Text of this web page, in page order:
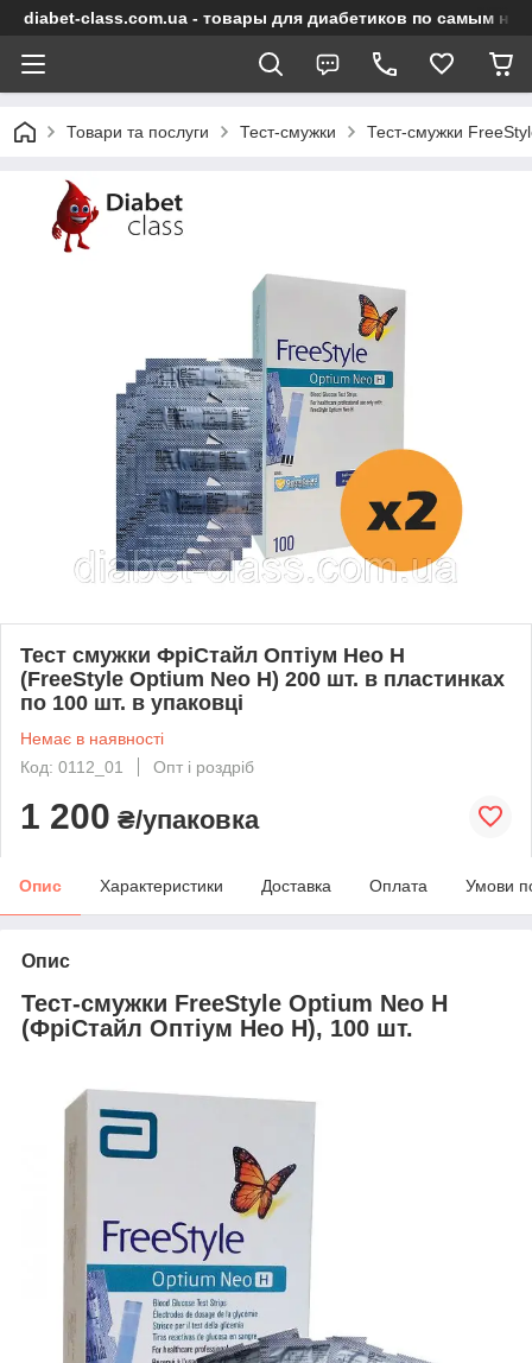
diabet-class.com.ua - товары для диабетиков по самым
Товари та послуги Тест-смужки Тест-смужки
Тест смужки ФріСтайл Оптіум Нео Н
(FreeStyle Optium Neo H) 200 шт. в пластинках
по 100 шт. в упаковці
Немає в наявності
Код: 0112_01
Опт і роздріб
1 200 ₴/упаковка
Опис Характеристики Доставка Оплата Умови
Опис
Тест-смужки FreeStyle Optium Neo H
(ФріСтайл Оптіум Нео Н), 100 шт.